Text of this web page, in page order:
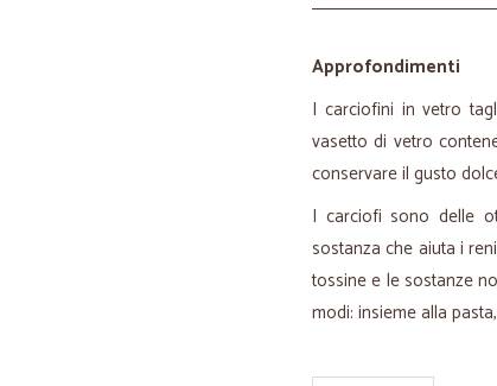
Approfondimenti
I carciofini in vetro
vasetto di vetro
conservare il gusto
I carciofi sono delle
sostanza che aiuta i
tossine e le sostanze
modi: insieme alla